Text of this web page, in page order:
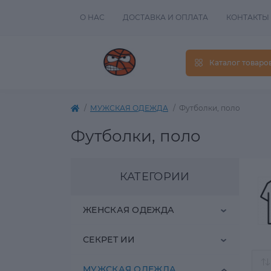
О НАС ДОСТАВКА И ОПЛАТА КОНТАКТЫ
Каталог
МУЖСКАЯ ОДЕЖДА Футболки, поло
Футболки, поло
КАТЕГОРИИ
ЖЕНСКАЯ ОДЕЖДА
Аксессуары
СЕКРЕТ ИИ